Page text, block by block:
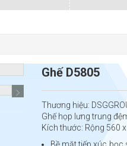
Ghế D5805
Thương hiệu:
Ghế họp lưng trung
Kích thước: Rộng 560